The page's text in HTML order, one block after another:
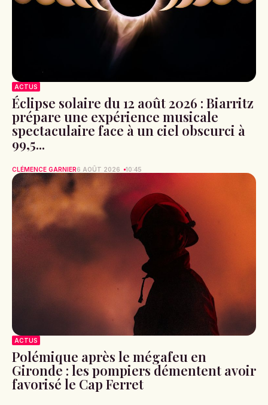
ACTUS
Éclipse solaire du 12 août 2026 : Biarritz
prépare une expérience musicale
spectaculaire face à un ciel obscurci à
99,5...
CLÉMENCE GARNIER6 AOÛT 2026 10:45
ACTUS
Polémique après le mégafeu en
Gironde : les pompiers démentent avoir
favorisé le Cap Ferret